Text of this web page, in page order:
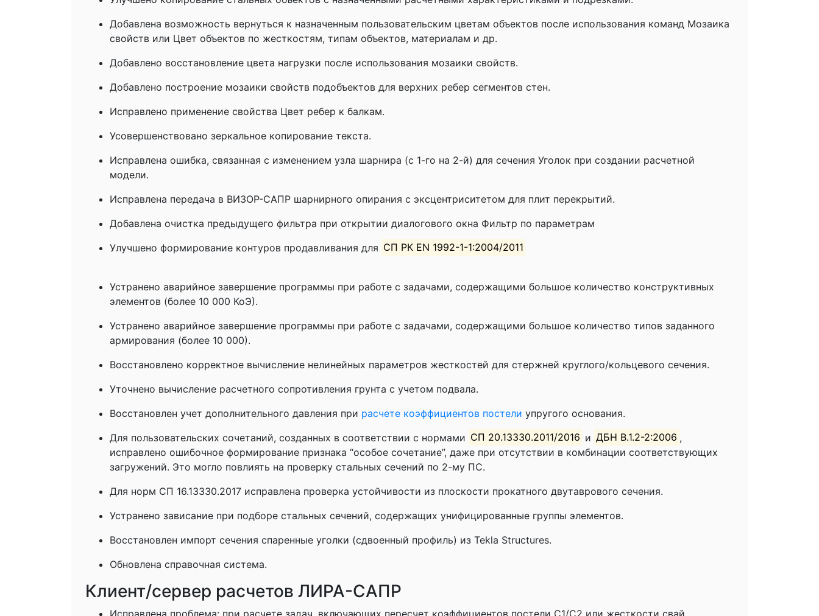
Добавлена возможность вернуться к назначенным пользовательским цветам объектов после использования команд Мозаика
свойств или Цвет объектов по жесткостям, типам объектов, материалам и др.
Добавлено восстановление цвета нагрузки после использования мозаики свойств.
Добавлено построение мозаики свойств подобъектов для верхних ребер сегментов стен.
Исправлено применение свойства Цвет ребер к балкам.
Усовершенствовано зеркальное копирование текста.
Исправлена ошибка, связанная с изменением узла шарнира (с 1-го на 2-й) для сечения Уголок при создании расчетной
модели.
Исправлена передача в ВИЗОР-САПР шарнирного опирания с эксцентриситетом для плит перекрытий.
Добавлена очистка предыдущего фильтра при открытии диалогового окна Фильтр по параметрам
Улучшено формирование контуров продавливания для СП РК EN 1992-1-1:2004/2011
Устранено аварийное завершение программы при работе с задачами, содержащими большое количество конструктивных
элементов (более 10 000 КоЭ).
Устранено аварийное завершение программы при работе с задачами, содержащими большое количество типов заданного
армирования (более 10 000).
Восстановлено корректное вычисление нелинейных параметров жесткостей для стержней круглого/кольцевого сечения.
Уточнено вычисление расчетного сопротивления грунта с учетом подвала.
Восстановлен учет дополнительного давления при расчете коэффициентов постели упругого основания.
Для пользовательских сочетаний, созданных в соответствии с нормами СП 20.13330.2011/2016 и ДБН В.1.2-2:2006 ,
исправлено ошибочное формирование признака “особое сочетание”, даже при отсутствии в комбинации соответствующих
загружений. Это могло повлиять на проверку стальных сечений по 2-му ПС.
Для норм СП 16.13330.2017 исправлена проверка устойчивости из плоскости прокатного двутаврового сечения.
Устранено зависание при подборе стальных сечений, содержащих унифицированные группы элементов.
Восстановлен импорт сечения спаренные уголки (сдвоенный профиль) из Tekla Structures.
Обновлена справочная система.
Клиент/сервер расчетов ЛИРА-САПР
Исправлена проблема: при расчете задач, включающих пересчет коэффициентов постели C1/C2 или жесткости свай,